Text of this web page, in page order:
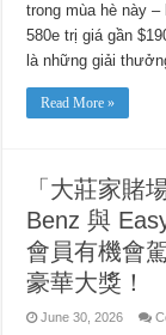
trong mùa hè này
580e trị giá gần
là những giải
Read More »
「大莊家賭
Benz 與
會員有機會
豪華大獎！
June 30, 2026